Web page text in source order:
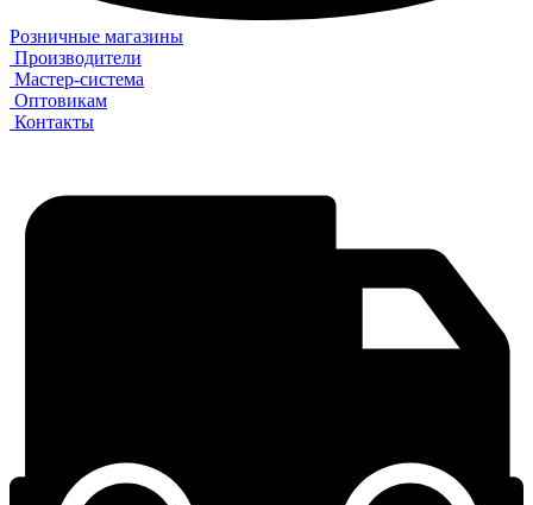
Розничные магазины
Производители
Мастер-система
Оптовикам
Контакты